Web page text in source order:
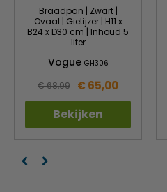
Braadpan | Zwart |
Ovaal | Gietijzer | H11 x
B24 x D30 cm | Inhoud 5
liter
Vogue GH306
€ 68,99 € 65,00
Bekijken